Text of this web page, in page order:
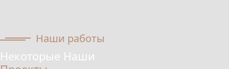
Наши работы
Некоторые Наши